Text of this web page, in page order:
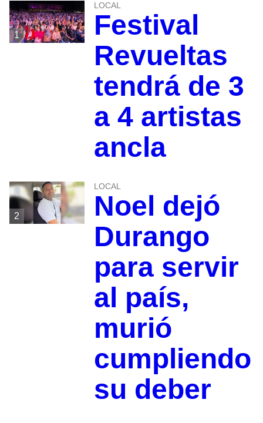
1
LOCAL
Festival
Revueltas
tendrá de 3
a 4 artistas
ancla
2
LOCAL
Noel dejó
Durango
para servir
al país,
murió
cumpliendo
su deber